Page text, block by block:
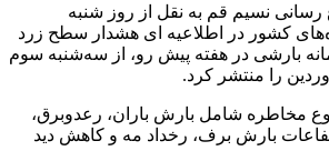
رسانی نسیم قم به نقل از روز شنبه
کشور در اطلاعیه ای هشدار سطح زرد
بارشی در هفته پیش رو، از سه‌شنبه سوم
مخاطره شامل بارش باران، رعدوبرق،
بارش برف، رخداد مه و کاهش دید